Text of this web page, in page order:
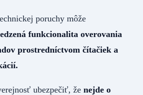
poruchy môže
funkcionalita overovania
prostredníctvom čítačiek a
ubezpečiť, že nejde o